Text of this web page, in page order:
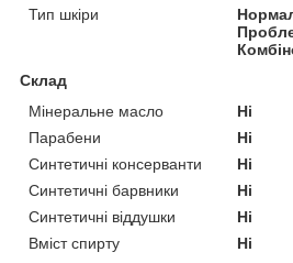
Тип шкіри
Склад
Мінеральне масло
Ні
Парабени
Ні
Синтетичні консерванти
Ні
Синтетичні барвники
Ні
Синтетичні віддушки
Ні
Вміст спирту
Ні